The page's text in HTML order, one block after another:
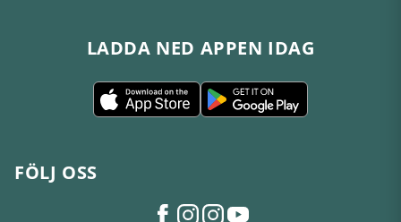
LADDA NED APPEN IDAG
FÖLJ OSS